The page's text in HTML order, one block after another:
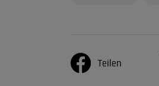
Teilen